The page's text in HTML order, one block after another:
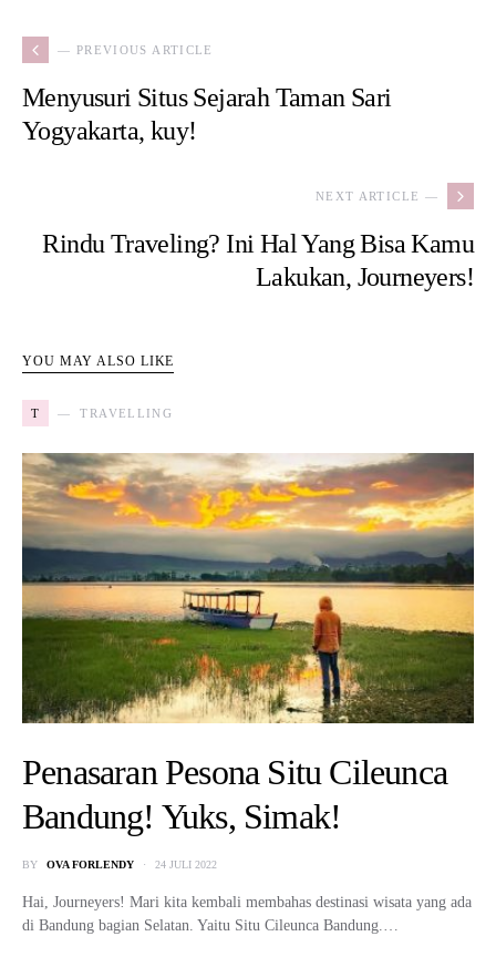
— PREVIOUS ARTICLE
Menyusuri Situs Sejarah Taman Sari
Yogyakarta, kuy!
NEXT ARTICLE —
Rindu Traveling? Ini Hal Yang Bisa Kamu
Lakukan, Journeyers!
YOU MAY ALSO LIKE
T TRAVELLING
Penasaran Pesona Situ Cileunca
Bandung! Yuks, Simak!
BY OVA FORLENDY 24 JULI 2022
Hai, Journeyers! Mari kita kembali membahas destinasi wisata yang ada
di Bandung bagian Selatan. Yaitu Situ Cileunca Bandung.…